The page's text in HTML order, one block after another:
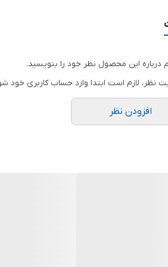
سه پره با قابلیت تنظیم در سه سرعت
درباره این محصول نظر خود را بنویسید.
نظر، لازم است ابتدا وارد حساب کاربری خود
افزودن نظر